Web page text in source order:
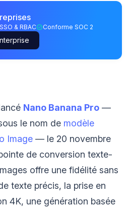
SSO & RBAC Conforme SOC 2
Nano Banana Pro —
le nom de modèle
Image — le 20 novembre
de conversion texte-
offre une fidélité sans
texte précis, la prise en
4K, une génération basée